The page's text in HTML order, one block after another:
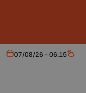
Aujourd'hui
07/08/26 - 06:15 Météo